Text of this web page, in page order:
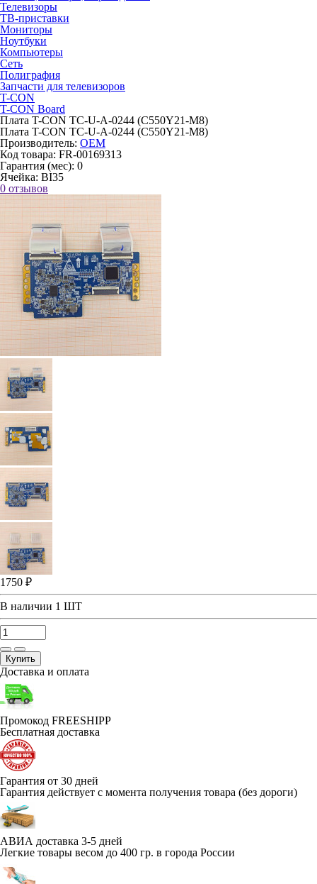
Телевизоры
ТВ-приставки
Мониторы
Ноутбуки
Компьютеры
Сеть
Полиграфия
Запчасти для телевизоров
T-CON
T-CON Board
Плата T-CON TC-U-A-0244 (C550Y21-M8)
Плата T-CON TC-U-A-0244 (C550Y21-M8)
Производитель: OEM
Код товара: FR-00169313
Гарантия (мес): 0
Ячейка: BI35
0 отзывов
1750 ₽
В наличии 1 ШТ
Купить
Доставка и оплата
Промокод FREESHIPP
Бесплатная доставка
Гарантия от 30 дней
Гарантия действует с момента получения товара (без дороги)
АВИА доставка 3-5 дней
Легкие товары весом до 400 гр. в города России